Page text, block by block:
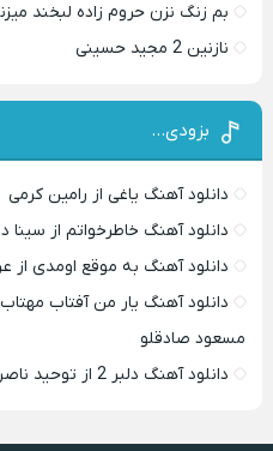
بم زنگ نزن حروم زاده لبخند
نازنین 2 مجید حسینی
بزودی…
دانلود آهنگ یاغی از رامین کرمی
دانلود آهنگ خاطرخواتم از سینا
دانلود آهنگ به موقع اومدی از
دانلود آهنگ یار من آفتاب
مسعود صادقلو
دانلود آهنگ دلبر 2 از توحید ناصری